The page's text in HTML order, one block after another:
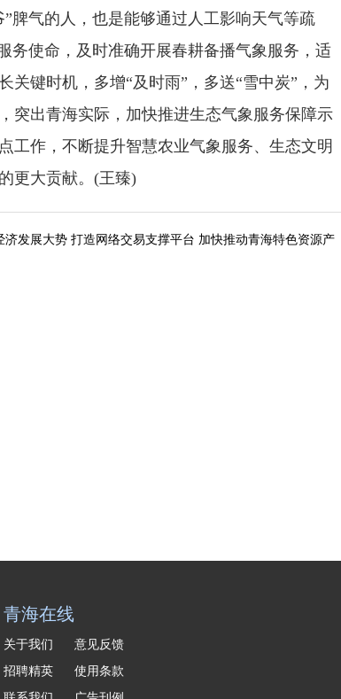
脾气的人，也是能够通过人工影响天气等疏
务使命，及时准确开展春耕备播气象服务，适
键时机，多增“及时雨”，多送“雪中炭”，为
突出青海实际，加快推进生态气象服务保障示
工作，不断提升智慧农业气象服务、生态文明
更大贡献。(王臻)
发展大势 打造网络交易支撑平台 加快推动青海特色资源产
青海在线
关于我们
意见反馈
招聘精英
使用条款